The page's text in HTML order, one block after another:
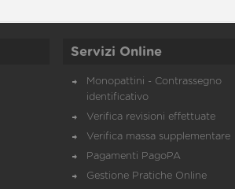
Servizi Online
Monopattini - Contrassegno
identificativo
Verifica revisioni effettuate
Verifica massa supplementare
Pagamenti PagoPA
Gestione Pratiche Online